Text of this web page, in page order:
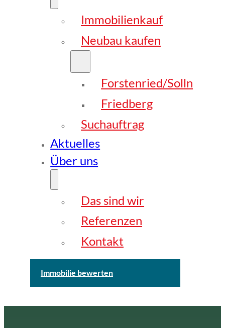
Immobilienkauf
Neubau kaufen
Forstenried/Solln
Friedberg
Suchauftrag
Aktuelles
Über uns
Das sind wir
Referenzen
Kontakt
Immobilie bewerten